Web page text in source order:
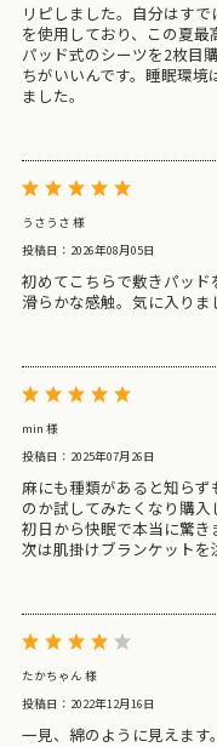
リピしました。自分はす
を使用しており、この夏
パッド式のシーツを2枚目
ちがいいんです。睡眠環
ました。
うさうさ 様
投稿日：2026年08月05日
初めてこちらで敷きパッ
滑らかな感触。気に入りま
min 様
投稿日：2025年07月26日
麻にも種類があると知ら
のか試してみたくなり購入
初日から快眠で本当に驚き
次は肌掛けブランケットを
たかちゃん 様
投稿日：2022年12月16日
一見、綿のように見えます